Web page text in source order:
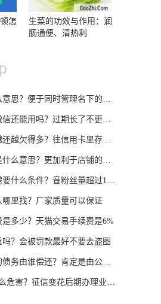
怎
生菜的功效与作用：润
肠通便、清热利
？便于同时管理名下的银行卡
能用吗？过期长了不更改就会影响
欠得多？往信用卡里存钱了吧
么意思？更加利于店铺的运行
什么条件？音粉丝量超过1000
里找？厂家质量可以保证
多少？天猫交易手续费是6%
？会被罚款最好不要去盗图
由谁偿还？肯定是由公司来承担的
害？征信变花后期办理业务受影响